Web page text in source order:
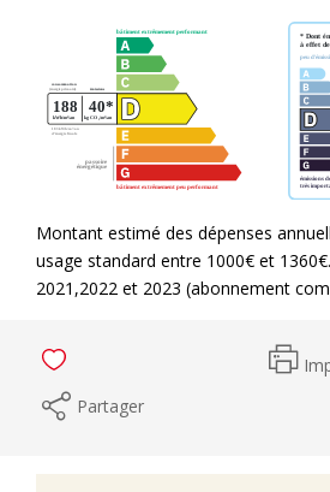
Montant estimé des dépenses
usage standard entre 1000€ et
2021,2022 et 2023 (abonnement
Partager